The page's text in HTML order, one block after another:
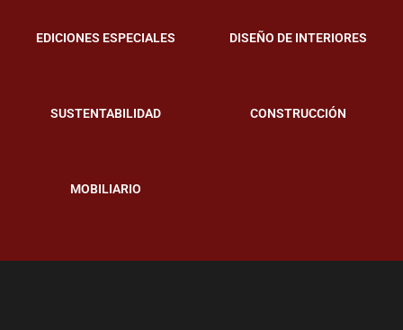
EDICIONES ESPECIALES DISEÑO DE INTERIORES
SUSTENTABILIDAD CONSTRUCCIÓN
MOBILIARIO